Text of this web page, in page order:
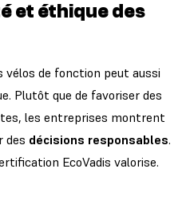
et éthique des
vélos de fonction peut aussi
Plutôt que de favoriser des
les entreprises montrent
des décisions responsables.
EcoVadis valorise.